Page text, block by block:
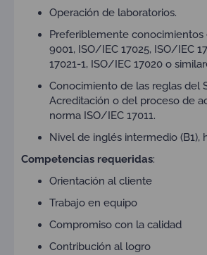
Operación de laboratorios.
Preferiblemente conocimientos
9001, ISO/IEC 17025, ISO/IEC
17021-1, ISO/IEC 17020 o
Conocimiento de las reglas del
Acreditación o del proceso de
norma ISO/IEC 17011.
Nivel de inglés intermedio (B1),
Competencias requeridas:
Orientación al cliente
Trabajo en equipo
Compromiso con la calidad
Contribución al logro